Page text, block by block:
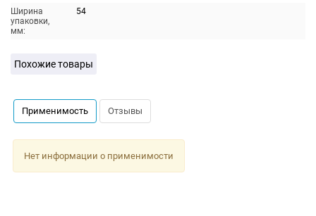
Ширина
упаковки,
мм:
54
Похожие товары
Применимость Отзывы
Нет информации о применимости